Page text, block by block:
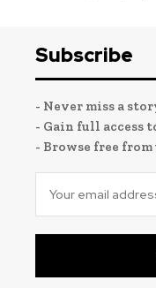
Subscribe
- Never miss a
- Gain full access
- Browse free